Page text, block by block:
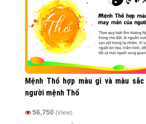
Mệnh Thổ hợp màu gì và màu sắc
người mệnh Thổ
56,750 (View)